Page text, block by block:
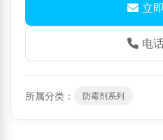
立
电
所属分类： 防霉剂系列